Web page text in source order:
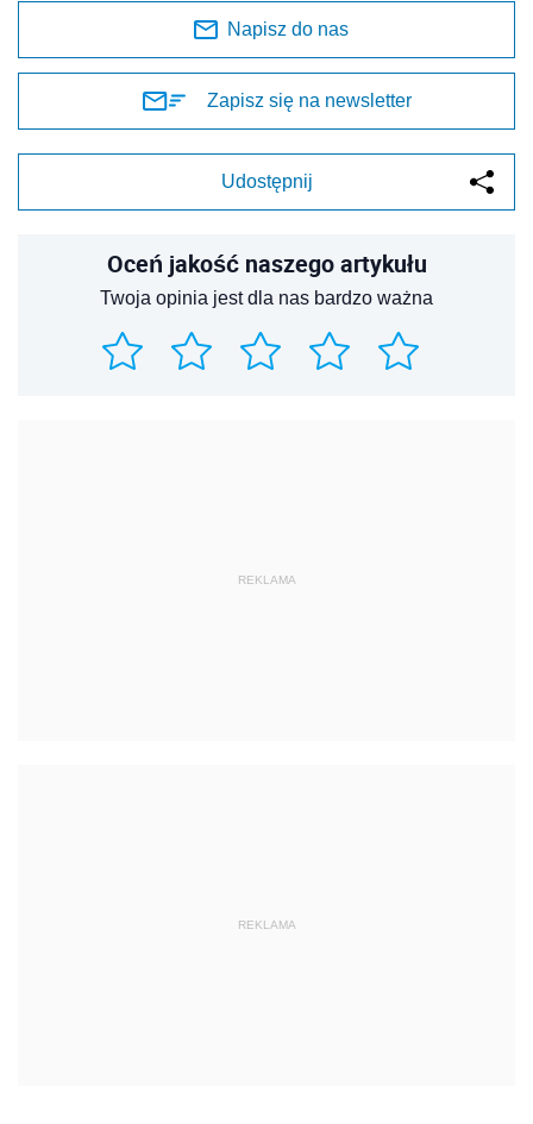
Napisz do nas
Zapisz się na newsletter
Udostępnij
Oceń jakość naszego artykułu
Twoja opinia jest dla nas bardzo ważna
REKLAMA
REKLAMA